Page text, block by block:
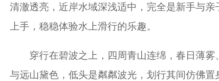
清澈透亮，近岸水域深浅适中，完全是新手与
上手，稳稳体验水上滑行的乐趣。
穿行在碧波之上，四周青山连绵，春日薄雾
与远山黛色，低头是粼粼波光，划行其间仿佛